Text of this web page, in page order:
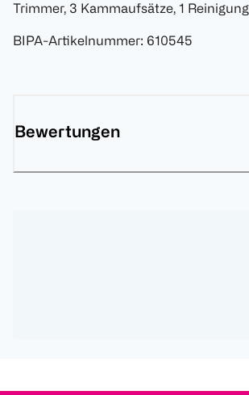
Trimmer, 3 Kammaufsätze, 1
BIPA-Artikelnummer: 610545
Bewertungen